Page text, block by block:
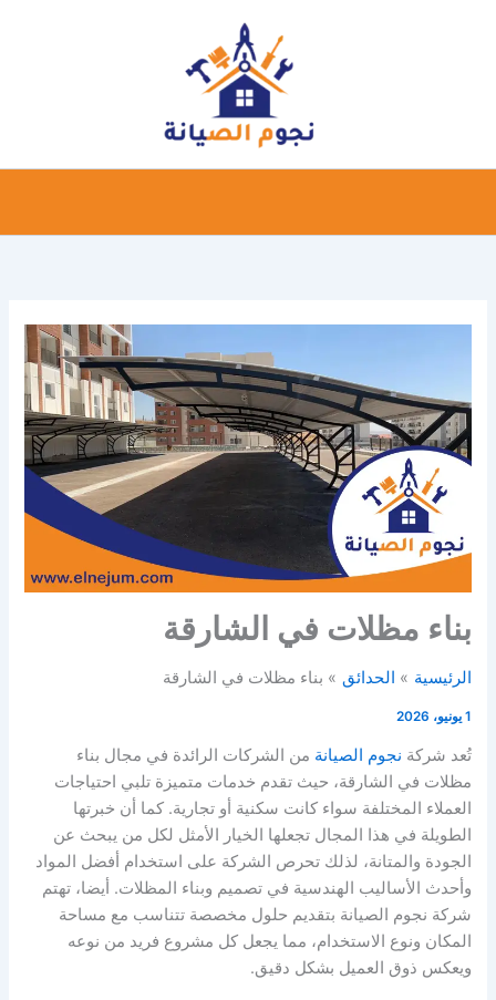
بناء مظلات في الشارقة
الرئيسية الحدائق بناء مظلات في الشارقة
1 يونيو، 2026
تُعد شركة نجوم الصيانة من الشركات الرائدة في مجال بناء
مظلات في الشارقة، حيث تقدم خدمات متميزة تلبي احتياجات
العملاء المختلفة سواء كانت سكنية أو تجارية. كما أن خبرتها
الطويلة في هذا المجال تجعلها الخيار الأمثل لكل من يبحث عن
الجودة والمتانة، لذلك تحرص الشركة على استخدام أفضل المواد
وأحدث الأساليب الهندسية في تصميم وبناء المظلات. أيضا، تهتم
شركة نجوم الصيانة بتقديم حلول مخصصة تتناسب مع مساحة
المكان ونوع الاستخدام، مما يجعل كل مشروع فريد من نوعه
ويعكس ذوق العميل بشكل دقيق.